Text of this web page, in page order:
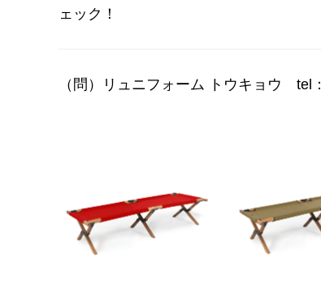
ェック！
（問）リュニフォーム トウキョウ tel：